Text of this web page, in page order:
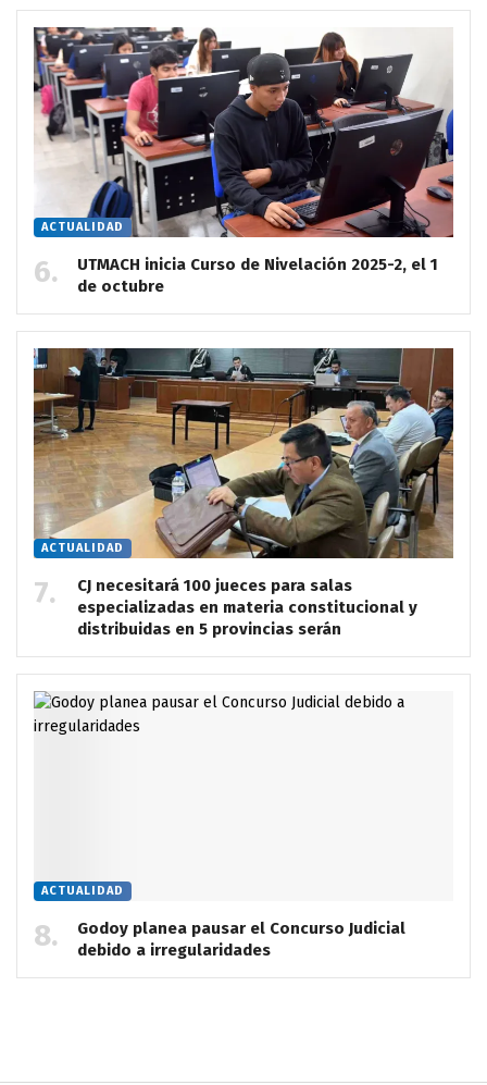
ACTUALIDAD
UTMACH inicia Curso de Nivelación 2025-2, el 1
de octubre
ACTUALIDAD
CJ necesitará 100 jueces para salas
especializadas en materia constitucional y
distribuidas en 5 provincias serán
ACTUALIDAD
Godoy planea pausar el Concurso Judicial
debido a irregularidades